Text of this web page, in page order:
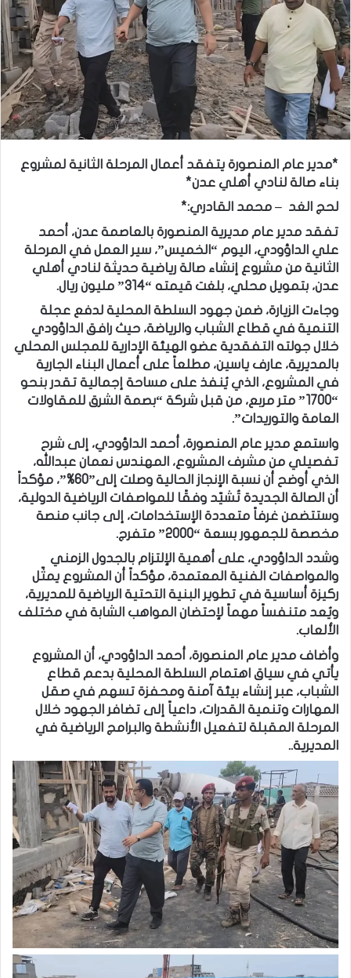
*مدير عام المنصورة يتفقد أعمال المرحلة الثانية لمشروع
بناء صالة لنادي أهلي عدن*
لحج الغد – محمد القادري:*
تفقد مدير عام مديرية المنصورة بالعاصمة عدن، أحمد
علي الداؤودي، اليوم “الخميس”، سير العمل في المرحلة
الثانية من مشروع إنشاء صالة رياضية حديثة لنادي أهلي
عدن، بتمويل محلي، بلغت قيمته “314” مليون ريال.
وجاءت الزيارة، ضمن جهود السلطة المحلية لدفع عجلة
التنمية في قطاع الشباب والرياضة، حيث رافق الداؤودي
خلال جولته التفقدية عضو الهيئة الإدارية للمجلس المحلي
بالمديرية، عارف ياسين، مطلعاً على أعمال البناء الجارية
في المشروع، الذي يُنفذ على مساحة إجمالية تقدر بنحو
“1700” متر مربع، من قبل شركة “بصمة الشرق للمقاولات
العامة والتوريدات”.
واستمع مدير عام المنصورة، أحمد الداؤودي، إلى شرح
تفصيلي من مشرف المشروع، المهندس نعمان عبدالله،
الذي أوضح أن نسبة الإنجاز الحالية وصلت إلى”60%”، مؤكداً
أن الصالة الجديدة تُشيّد وفقًا للمواصفات الرياضية الدولية،
وستتضمن غرفاً متعددة الإستخدامات، إلى جانب منصة
مخصصة للجمهور بسعة “2000” متفرج.
وشدد الداؤودي، على أهمية الإلتزام بالجدول الزمني
والمواصفات الفنية المعتمدة، مؤكداً أن المشروع يمثّل
ركيزة أساسية في تطوير البنية التحتية الرياضية للمديرية،
ويُعد متنفساً مهماً لإحتضان المواهب الشابة في مختلف
الألعاب.
وأضاف مدير عام المنصورة، أحمد الداؤودي، أن المشروع
يأتي في سياق اهتمام السلطة المحلية بدعم قطاع
الشباب، عبر إنشاء بيئة آمنة ومحفزة تسهم في صقل
المهارات وتنمية القدرات، داعياً إلى تضافر الجهود خلال
المرحلة المقبلة لتفعيل الأنشطة والبرامج الرياضية في
المديرية..